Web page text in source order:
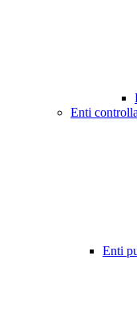
Enti
Enti